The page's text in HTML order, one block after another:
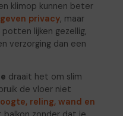
klimop kunnen beter
privacy, maar
lijken gezellig,
verzorging dan een
draait het om slim
de vloer niet
reling, wand en